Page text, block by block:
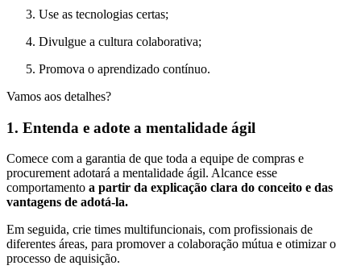
Use as tecnologias certas;
Divulgue a cultura colaborativa;
Promova o aprendizado contínuo.
Vamos aos detalhes?
1. Entenda e adote a mentalidade ágil
Comece com a garantia de que toda a equipe de compras e
procurement adotará a mentalidade ágil. Alcance esse
comportamento a partir da explicação clara do conceito e das
vantagens de adotá-la.
Em seguida, crie times multifuncionais, com profissionais de
diferentes áreas, para promover a colaboração mútua e otimizar o
processo de aquisição.